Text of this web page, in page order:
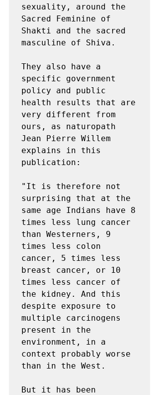
sexuality, around the
Sacred Feminine of
Shakti and the sacred
masculine of Shiva.
They also have a
specific government
policy and public
health results that are
very different from
ours, as naturopath
Jean Pierre Willem
explains in this
publication:
"It is therefore not
surprising that at the
same age Indians have 8
times less lung cancer
than Westerners, 9
times less colon
cancer, 5 times less
breast cancer, or 10
times less cancer of
the kidney. And this
despite exposure to
multiple carcinogens
present in the
environment, in a
context probably worse
than in the West.
But it has been